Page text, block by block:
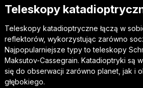
Teleskopy
Teleskopy katadioptryczne łączą w
reflektorów, wykorzystując zarówno
Najpopularniejsze typy to teleskopy
Maksutov-Cassegrain. Katadioptryki są
się do obserwacji zarówno planet, jak i
głębokiego.